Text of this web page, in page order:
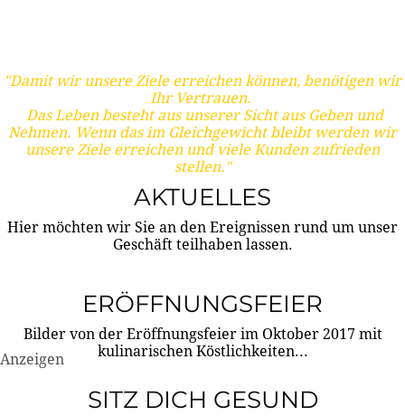
"Damit wir unsere Ziele erreichen können, benötigen wir
Ihr Vertrauen.
Das Leben besteht aus unserer Sicht aus Geben und
Nehmen. Wenn das im Gleichgewicht bleibt werden wir
unsere Ziele erreichen und viele Kunden zufrieden
stellen."
AKTUELLES
Hier möchten wir Sie an den Ereignissen rund um unser
Geschäft teilhaben lassen.
ERÖFFNUNGSFEIER
Bilder von der Eröffnungsfeier im Oktober 2017 mit
kulinarischen Köstlichkeiten...
Anzeigen
SITZ DICH GESUND